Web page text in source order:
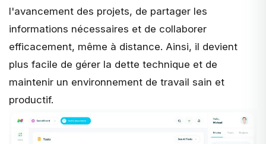
l'avancement des projets, de partager les
informations nécessaires et de collaborer
efficacement, même à distance. Ainsi, il devient
plus facile de gérer la dette technique et de
maintenir un environnement de travail sain et
productif.